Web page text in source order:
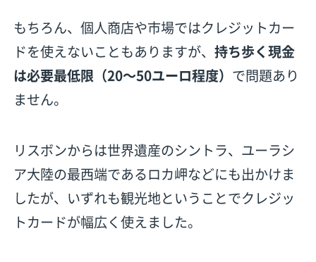
もちろん、個人商店や市場ではクレジットカー
ドを使えないこともありますが、持ち歩く現金
は必要最低限（20〜50ユーロ程度） で問題あり
ません。
リスボンからは世界遺産のシントラ、ユーラシ
ア大陸の最西端であるロカ岬などにも出かけま
したが、いずれも観光地ということでクレジッ
トカードが幅広く使えました。